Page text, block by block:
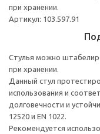
при хранении.
Артикул: 103.597.91
Стулья можно
при хранении.
Данный стул
использования и
долговечности и
12520 и EN 1022.
Рекомендуется